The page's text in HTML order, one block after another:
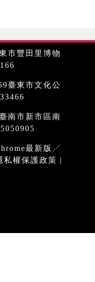
市豐田里博物
臺東市文化公
南市新市區南
最新版╱
私權保護政策 |